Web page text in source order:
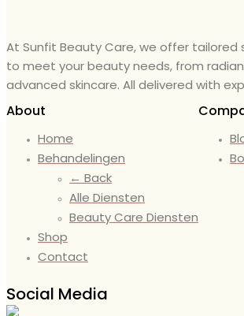
At Sunfit Beauty Care, we offer tailored
to meet your beauty needs, from
advanced skincare. All delivered with
About
Home
Behandelingen
← Back
Alle Diensten
Beauty Care Diensten
Shop
Contact
Social Media